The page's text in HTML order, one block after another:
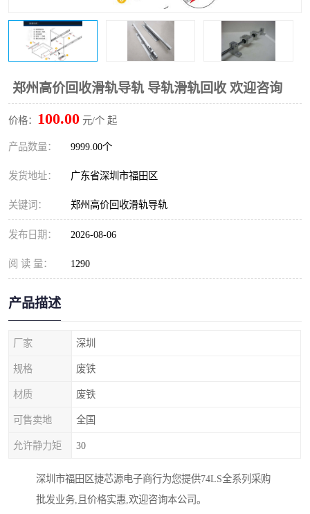
郑州高价回收滑轨导轨 导轨滑轨回收 欢迎咨询
价格： 100.00 元/个 起
产品数量： 9999.00个
发货地址： 广东省深圳市福田区
关键词： 郑州高价回收滑轨导轨
发布日期： 2026-08-06
阅 读 量： 1290
产品描述
厂家 深圳
规格 废铁
材质 废铁
可售卖地 全国
允许静力矩 30
深圳市福田区捷芯源电子商行为您提供74LS全系列采购
批发业务,且价格实惠,欢迎咨询本公司。